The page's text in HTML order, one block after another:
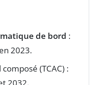
de bord :
en 2023.
(TCAC) :